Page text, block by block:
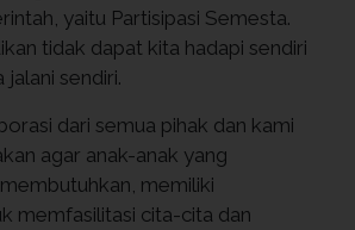
yaitu Partisipasi Semesta.
tidak dapat kita hadapi sendiri
jalani sendiri.
dari semua pihak dan kami
agar anak-anak yang
memiliki
memfasilitasi cita-cita dan